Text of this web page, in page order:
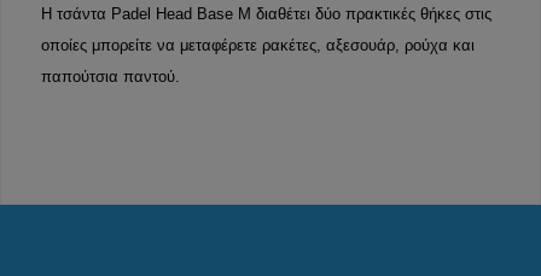
Η τσάντα Padel Head Base M διαθέτει δύο πρακτικές θήκες στις
οποίες μπορείτε να μεταφέρετε ρακέτες, αξεσουάρ, ρούχα και
παπούτσια παντού.